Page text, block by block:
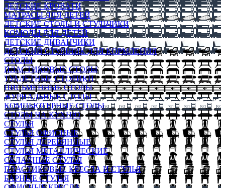
ДЕТСКИЕ КРОВАТИ
МАТРАСЫ ДЛЯ ДЕТЕЙ
ДЕТСКИЕ СТОЛЫ И СТУЛЬЧИКИ
КОМОДЫ ДЛЯ ДЕТЕЙ
ДЕТСКИЕ ДИВАНЧИКИ
ДЕТСКИЙ СТУЛЬЧИК ДЛЯ КОРМЛЕНИЯ
СТОЛЫ
ПЛАСТИКОВЫЕ СТОЛЫ
ТУАЛЕТНЫЕ СТОЛИКИ
ПИСЬМЕННЫЕ СТОЛЫ
ЖУРНАЛЬНЫЕ СТОЛЫ
КОМПЬЮТЕРНЫЕ СТОЛЫ
СТОЛЫ НА КУХНЮ
СТУЛЬЯ
СТУЛЬЯ ОФИСНЫЕ
СТУЛЬЯ ДЕРЕВЯННЫЕ
СТУЛЬЯ МЕТАЛЛИЧЕСКИЕ
СКЛАДНЫЕ СТУЛЬЯ
ПЛАСТИКОВЫЕ КРЕСЛА И СТУЛЬЯ
БАРНЫЕ СТУЛЬЯ